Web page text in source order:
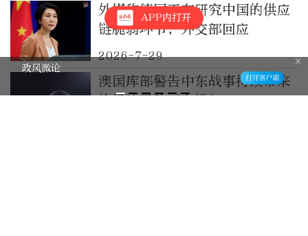
外媒称德国正在研究中国的供应
链脆弱环节，外交部回应
2026-7-29
澳国库部警告中东战事持续带来
的经济风险正在增加
APP内打开
政风微论